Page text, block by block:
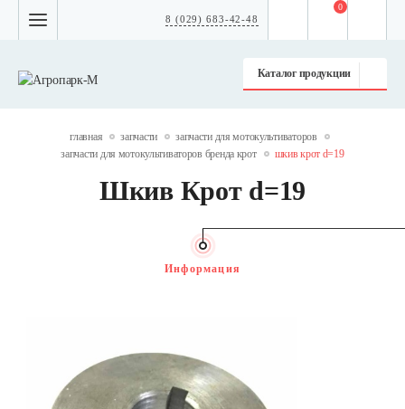
8 (029) 683-42-48
Каталог продукции
0
главная запчасти
запчасти для мотокультиваторов
запчасти для мотокультиваторов бренда крот
шкив крот d=19
Шкив Крот d=19
Информация